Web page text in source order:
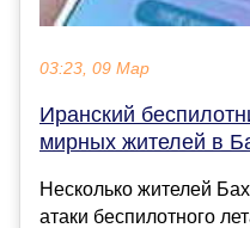
03:23, 09 Мар
Иранский
мирных жителей в
Несколько жителей
атаки беспилотного